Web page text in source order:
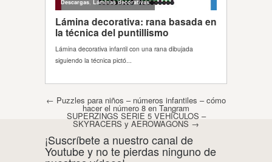
Post navigation
← Puzzles para niños – números infantiles – cómo
hacer el número 8 en Tangram
SUPERZINGS SERIE 5 VEHÍCULOS –
SKYRACERS y AEROWAGONS →
¡Suscríbete a nuestro canal de
Youtube y no te pierdas ninguno de